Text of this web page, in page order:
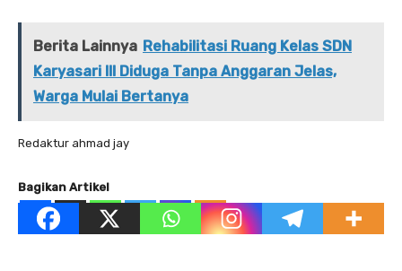
Berita Lainnya Rehabilitasi Ruang Kelas SDN
Karyasari III Diduga Tanpa Anggaran Jelas,
Warga Mulai Bertanya
Redaktur ahmad jay
Bagikan Artikel